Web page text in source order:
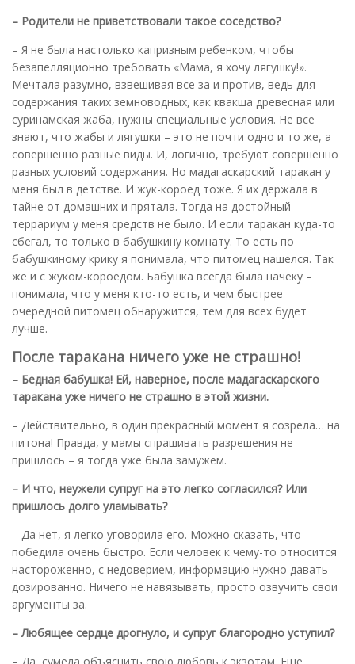
– Родители не приветствовали такое соседство?
– Я не была настолько капризным ребенком, чтобы
безапелляционно требовать «Мама, я хочу лягушку!».
Мечтала разумно, взвешивая все за и против, ведь для
содержания таких земноводных, как квакша древесная или
суринамская жаба, нужны специальные условия. Не все
знают, что жабы и лягушки – это не почти одно и то же, а
совершенно разные виды. И, логично, требуют совершенно
разных условий содержания. Но мадагаскарский таракан у
меня был в детстве. И жук-короед тоже. Я их держала в
тайне от домашних и прятала. Тогда на достойный
террариум у меня средств не было. И если таракан куда-то
сбегал, то только в бабушкину комнату. То есть по
бабушкиному крику я понимала, что питомец нашелся. Так
же и с жуком-короедом. Бабушка всегда была начеку –
понимала, что у меня кто-то есть, и чем быстрее
очередной питомец обнаружится, тем для всех будет
лучше.
После таракана ничего уже не страшно!
– Бедная бабушка! Ей, наверное, после мадагаскарского
таракана уже ничего не страшно в этой жизни.
– Действительно, в один прекрасный момент я созрела… на
питона! Правда, у мамы спрашивать разрешения не
пришлось – я тогда уже была замужем.
– И что, неужели супруг на это легко согласился? Или
пришлось долго уламывать?
– Да нет, я легко уговорила его. Можно сказать, что
победила очень быстро. Если человек к чему-то относится
настороженно, с недоверием, информацию нужно давать
дозированно. Ничего не навязывать, просто озвучить свои
аргументы за.
– Любящее сердце дрогнуло, и супруг благородно уступил?
– Да, сумела объяснить свою любовь к экзотам. Еще